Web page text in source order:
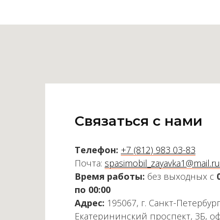
Связаться с нами
Телефон: +7 (812) 983 03-83
Почта: spasimobil_zayavka1@mail.ru
Время работы: без выходных с
по 00:00
Адрес: 195067, г. Санкт-
Екатерининский проспект, 3Б,